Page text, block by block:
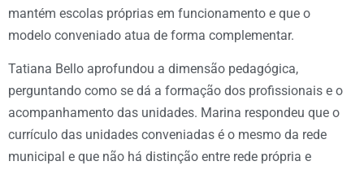
mantém escolas próprias em funcionamento e que o
modelo conveniado atua de forma complementar.
Tatiana Bello aprofundou a dimensão pedagógica,
perguntando como se dá a formação dos profissionais e o
acompanhamento das unidades. Marina respondeu que o
currículo das unidades conveniadas é o mesmo da rede
municipal e que não há distinção entre rede própria e